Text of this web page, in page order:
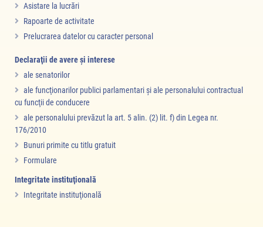
Asistare la lucrări
Rapoarte de activitate
Prelucrarea datelor cu caracter personal
Declaraţii de avere şi interese
ale senatorilor
ale funcţionarilor publici parlamentari şi ale personalului contractual
cu funcţii de conducere
ale personalului prevăzut la art. 5 alin. (2) lit. f) din Legea nr.
176/2010
Bunuri primite cu titlu gratuit
Formulare
Integritate instituţională
Integritate instituţională